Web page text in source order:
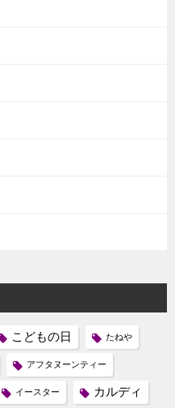
こどもの日 たねや
アフタヌーンティー
イースター カルディ